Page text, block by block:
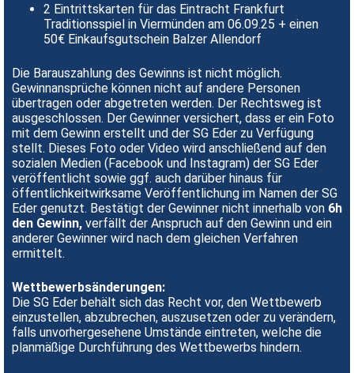
2 Eintrittskarten für das Eintracht Frankfurt
Traditionsspiel in Viermünden am 06.09.25 + einen
50€ Einkaufsgutschein Balzer Allendorf
Die Barauszahlung des Gewinns ist nicht möglich.
Gewinnansprüche können nicht auf andere Personen
übertragen oder abgetreten werden. Der Rechtsweg ist
ausgeschlossen. Der Gewinner versichert, dass er ein Foto
mit dem Gewinn erstellt und der SG Eder zu Verfügung
stellt. Dieses Foto oder Video wird anschließend auf den
sozialen Medien (Facebook und Instagram) der SG Eder
veröffentlicht sowie ggf. auch darüber hinaus für
öffentlichkeitwirksame Veröffentlichung im Namen der SG
Eder genutzt. Bestätigt der Gewinner nicht innerhalb von 6h
den Gewinn, verfällt der Anspruch auf den Gewinn und ein
anderer Gewinner wird nach dem gleichen Verfahren
ermittelt.
Wettbewerbsänderungen:
Die SG Eder behält sich das Recht vor, den Wettbewerb
einzustellen, abzubrechen, auszusetzen oder zu verändern,
falls unvorhergesehene Umstände eintreten, welche die
planmäßige Durchführung des Wettbewerbs hindern.